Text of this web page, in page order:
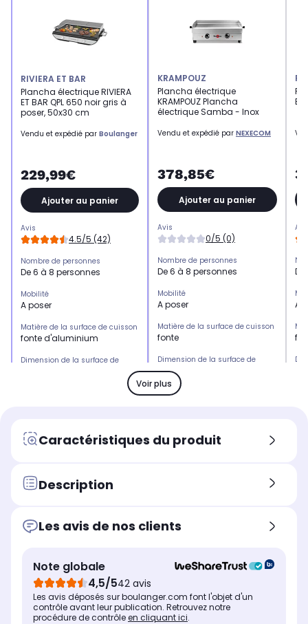
RIVIERA ET BAR
Plancha électrique RIVIERA
ET BAR QPL 650 noir gris à
poser, 50x30 cm
Vendu et expédié par Boulanger
229,99€
Ajouter au panier
Avis
4.5/5 (42)
Nombre de personnes
De 6 à 8 personnes
Mobilité
A poser
Matière de la surface de cuisson
fonte d'aluminium
Dimension de la surface de
Energie
Electrique
Oui
Non connu
Non connu
Nombre de plaques
1 plaque
KRAMPOUZ
Plancha électrique
KRAMPOUZ Plancha
électrique Samba - Inox
Vendu et expédié par NEXECOM
378,85€
Ajouter au panier
Avis
0/5 (0)
Nombre de personnes
De 6 à 8 personnes
Mobilité
A poser
Matière de la surface de cuisson
fonte
Dimension de la surface de
cuisson
40 x 24 cm
Energie
Electrique
Non connu
Varie selon la température
Nombre de plaques
1 plaque
ET
A
Voir plus
Caractéristiques du produit
Description
Les avis de nos clients
Note globale
4,5/542 avis
Les avis déposés sur boulanger.com font l'objet d'un
contrôle avant leur publication. Retrouvez notre
procédure de contrôleen cliquant ici.